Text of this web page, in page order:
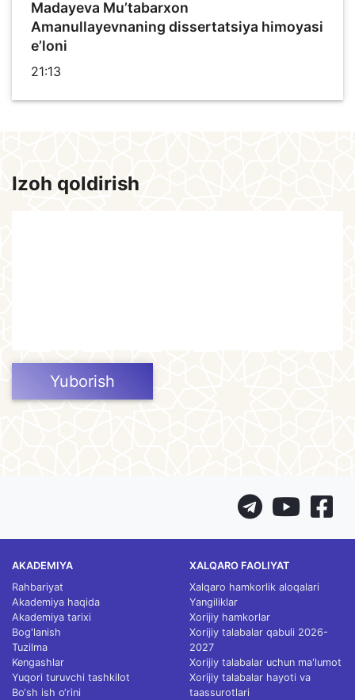
Madayeva Mu’tabarxon
Amanullayevnaning dissertatsiya himoyasi
e’loni
21:13
Izoh qoldirish
Yuborish
AKADEMIYA
Rahbariyat
Akademiya haqida
Akademiya tarixi
Bog'lanish
Tuzilma
Kengashlar
Yuqori turuvchi tashkilot
Bo‘sh ish o‘rini
XALQARO FAOLIYAT
Xalqaro hamkorlik aloqalari
Yangiliklar
Xorijiy hamkorlar
Xorijiy talabalar qabuli 2026-
2027
Xorijiy talabalar uchun ma'lumot
Xorijiy talabalar hayoti va
taassurotlari